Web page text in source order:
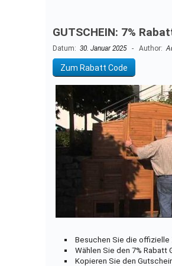
GUTSCHEIN: 7%
Datum: 30. Januar 2025- Author:
Zum Rabatt Code
Besuchen Sie die
Wählen Sie den 7% Rabatt
Kopieren Sie den